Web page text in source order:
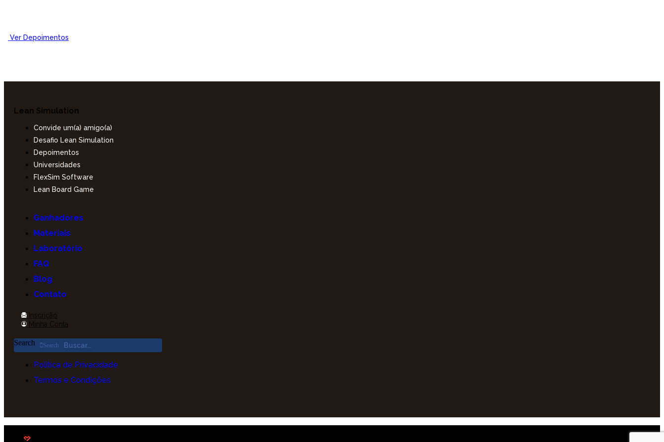
Ver Depoimentos
Lean Simulation
Convide um(a) amigo(a)
Desafio Lean Simulation
Depoimentos
Universidades
FlexSim Software
Lean Board Game
Ganhadores
Materiais
Laboratório
FAQ
Blog
Contato
Inscrição
Minha Conta
Search Search
Política de Privacidade
Termos e Condições